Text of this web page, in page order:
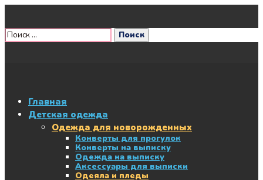
Главная
Детская одежда
Одежда для новорожденных
Конверты для прогулок
Конверты на выписку
Одежда на выписку
Аксессуары для выписки
Одеяла и пледы